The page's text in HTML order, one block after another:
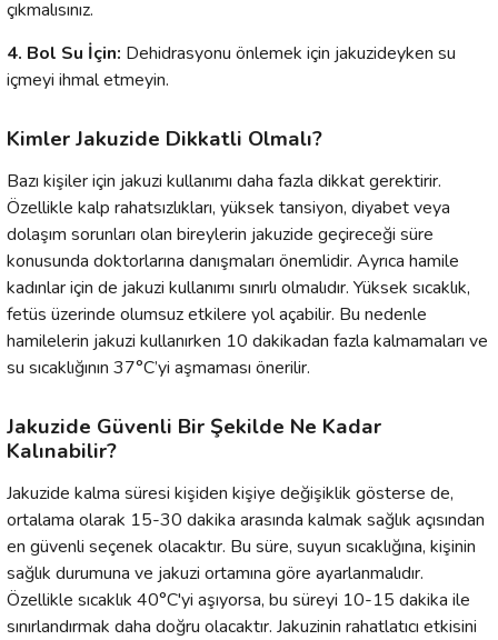
çıkmalısınız.
4. Bol Su İçin: Dehidrasyonu önlemek için jakuzideyken su
içmeyi ihmal etmeyin.
Kimler Jakuzide Dikkatli Olmalı?
Bazı kişiler için jakuzi kullanımı daha fazla dikkat gerektirir.
Özellikle kalp rahatsızlıkları, yüksek tansiyon, diyabet veya
dolaşım sorunları olan bireylerin jakuzide geçireceği süre
konusunda doktorlarına danışmaları önemlidir. Ayrıca hamile
kadınlar için de jakuzi kullanımı sınırlı olmalıdır. Yüksek sıcaklık,
fetüs üzerinde olumsuz etkilere yol açabilir. Bu nedenle
hamilelerin jakuzi kullanırken 10 dakikadan fazla kalmamaları ve
su sıcaklığının 37°C’yi aşmaması önerilir.
Jakuzide Güvenli Bir Şekilde Ne Kadar
Kalınabilir?
Jakuzide kalma süresi kişiden kişiye değişiklik gösterse de,
ortalama olarak 15-30 dakika arasında kalmak sağlık açısından
en güvenli seçenek olacaktır. Bu süre, suyun sıcaklığına, kişinin
sağlık durumuna ve jakuzi ortamına göre ayarlanmalıdır.
Özellikle sıcaklık 40°C'yi aşıyorsa, bu süreyi 10-15 dakika ile
sınırlandırmak daha doğru olacaktır. Jakuzinin rahatlatıcı etkisini